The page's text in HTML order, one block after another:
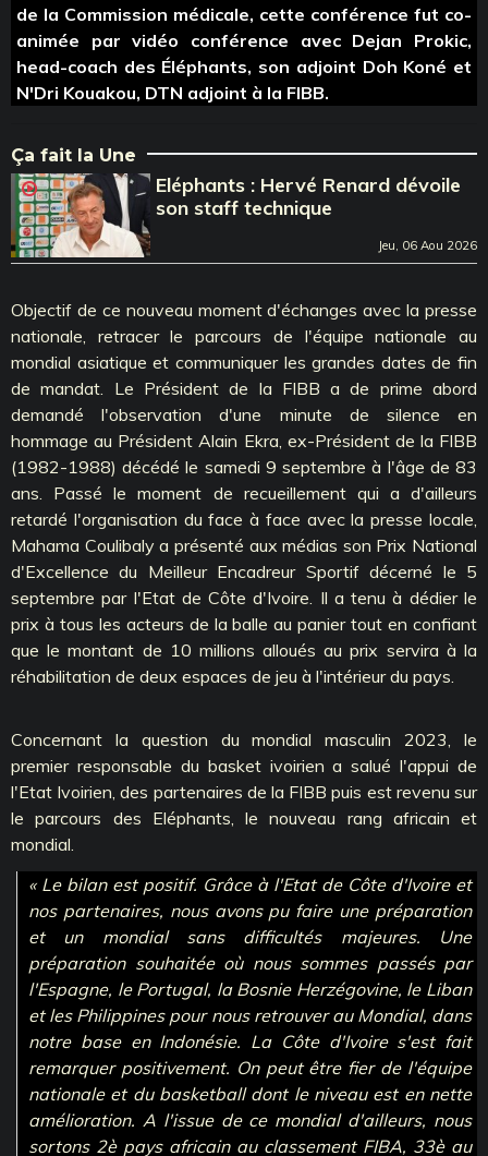
de la Commission médicale, cette conférence fut co-
animée par vidéo conférence avec Dejan Prokic,
head-coach des Éléphants, son adjoint Doh Koné et
N'Dri Kouakou, DTN adjoint à la FIBB.
Ça fait la Une
Eléphants : Hervé Renard dévoile
son staff technique
Jeu, 06 Aou 2026
Objectif de ce nouveau moment d'échanges avec la presse
nationale, retracer le parcours de l'équipe nationale au
mondial asiatique et communiquer les grandes dates de fin
de mandat. Le Président de la FIBB a de prime abord
demandé l'observation d'une minute de silence en
hommage au Président Alain Ekra, ex-Président de la FIBB
(1982-1988) décédé le samedi 9 septembre à l'âge de 83
ans. Passé le moment de recueillement qui a d'ailleurs
retardé l'organisation du face à face avec la presse locale,
Mahama Coulibaly a présenté aux médias son Prix National
d'Excellence du Meilleur Encadreur Sportif décerné le 5
septembre par l'Etat de Côte d'Ivoire. Il a tenu à dédier le
prix à tous les acteurs de la balle au panier tout en confiant
que le montant de 10 millions alloués au prix servira à la
réhabilitation de deux espaces de jeu à l'intérieur du pays.
Concernant la question du mondial masculin 2023, le
premier responsable du basket ivoirien a salué l'appui de
l'Etat Ivoirien, des partenaires de la FIBB puis est revenu sur
le parcours des Eléphants, le nouveau rang africain et
mondial.
« Le bilan est positif. Grâce à l'Etat de Côte d'Ivoire et
nos partenaires, nous avons pu faire une préparation
et un mondial sans difficultés majeures. Une
préparation souhaitée où nous sommes passés par
l'Espagne, le Portugal, la Bosnie Herzégovine, le Liban
et les Philippines pour nous retrouver au Mondial, dans
notre base en Indonésie. La Côte d'Ivoire s'est fait
remarquer positivement. On peut être fier de l'équipe
nationale et du basketball dont le niveau est en nette
amélioration. A l'issue de ce mondial d'ailleurs, nous
sortons 2è pays africain au classement FIBA, 33è au